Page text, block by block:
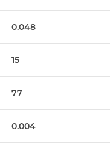
0.048
15
77
0.004